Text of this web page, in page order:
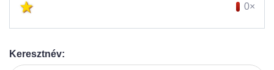
0×
Keresztnév: